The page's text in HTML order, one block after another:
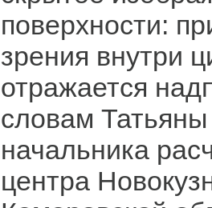
поверхности:
зрения внутри
отражается
словам
начальника
центра